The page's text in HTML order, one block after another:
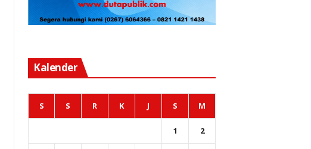
Kalender
S S R K J S M
1 2